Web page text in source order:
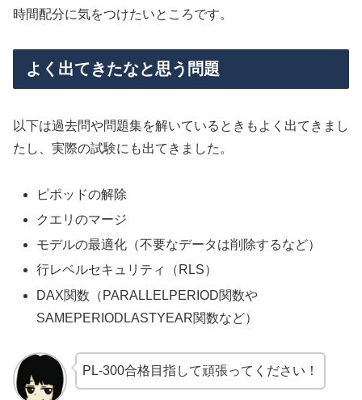
時間配分に気をつけたいところです。
よく出てきたなと思う問題
以下は過去問や問題集を解いているときもよく出てきまし
たし、実際の試験にも出てきました。
ピポッドの解除
クエリのマージ
モデルの最適化（不要なデータは削除するなど）
行レベルセキュリティ（RLS）
DAX関数（PARALLELPERIOD関数や
SAMEPERIODLASTYEAR関数など）
PL-300合格目指して頑張ってください！